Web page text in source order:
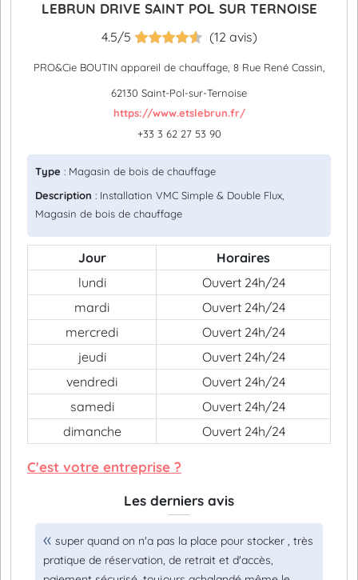
LEBRUN DRIVE SAINT POL SUR TERNOISE
4.5/5 (12 avis)
PRO&Cie BOUTIN appareil de chauffage, 8 Rue René Cassin,
62130 Saint-Pol-sur-Ternoise
https://www.etslebrun.fr/
+33 3 62 27 53 90
Type : Magasin de bois de chauffage
Description : Installation VMC Simple & Double Flux,
Magasin de bois de chauffage
Jour
Horaires
lundi
Ouvert 24h/24
mardi
Ouvert 24h/24
mercredi
Ouvert 24h/24
jeudi
Ouvert 24h/24
vendredi
Ouvert 24h/24
samedi
Ouvert 24h/24
dimanche
Ouvert 24h/24
C'est votre entreprise ?
Les derniers avis
super quand on n'a pas la place pour stocker , très
pratique de réservation, de retrait et d'accès,